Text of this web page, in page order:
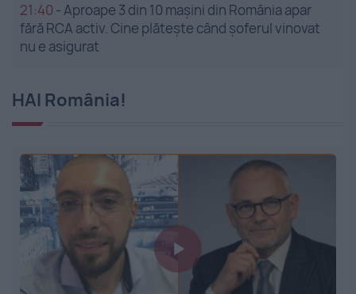
21:40 -Aproape 3 din 10 mașini din România apar
fără RCA activ. Cine plătește când șoferul vinovat
nu e asigurat
HAI România!